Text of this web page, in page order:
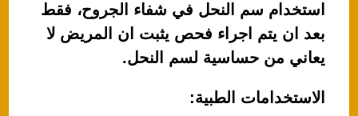
استخدام سم النحل في شفاء الجروح، فقط
بعد ان يتم اجراء فحص يثبت ان المريض لا
يعاني من حساسية لسم النحل.
الاستخدامات الطبية: